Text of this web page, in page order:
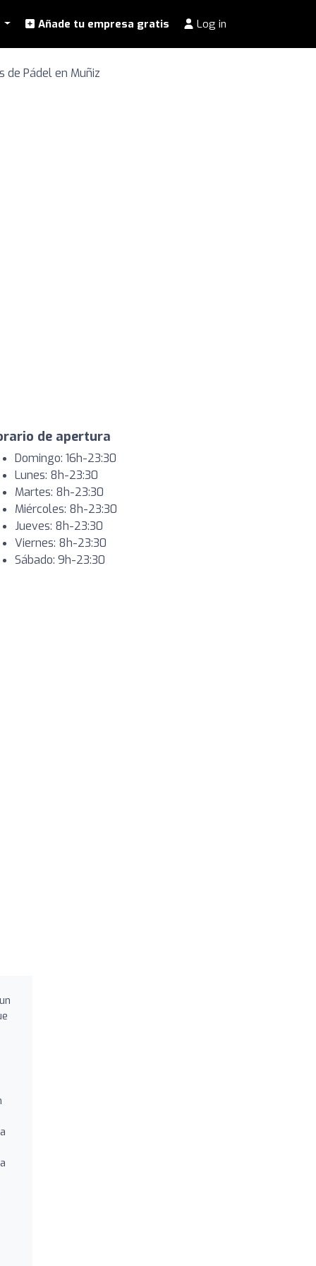
Añade tu empresa gratis Log in
de Pádel en Muñiz
de apertura
Domingo: 16h-23:30
Lunes: 8h-23:30
Martes: 8h-23:30
Miércoles: 8h-23:30
Jueves: 8h-23:30
Viernes: 8h-23:30
Sábado: 9h-23:30